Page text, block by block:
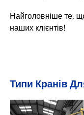
Найголовніше те,
наших клієнтів!
Типи Кранів